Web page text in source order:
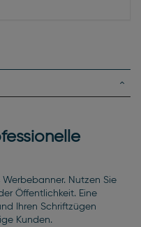
Nutzen Sie
Öffentlichkeit. Eine
Ihren Schriftzügen
Kunden.